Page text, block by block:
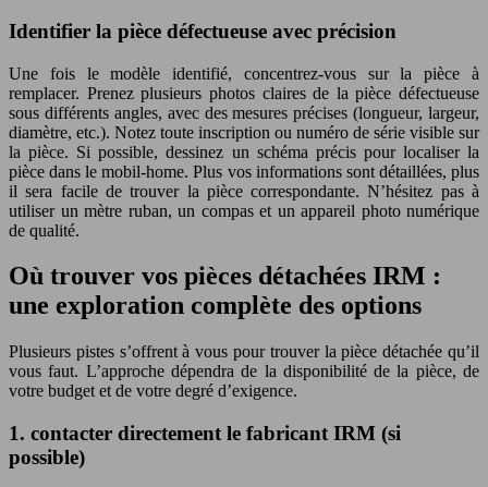
Identifier la pièce défectueuse avec précision
Une fois le modèle identifié, concentrez-vous sur la pièce à
remplacer. Prenez plusieurs photos claires de la pièce défectueuse
sous différents angles, avec des mesures précises (longueur, largeur,
diamètre, etc.). Notez toute inscription ou numéro de série visible sur
la pièce. Si possible, dessinez un schéma précis pour localiser la
pièce dans le mobil-home. Plus vos informations sont détaillées, plus
il sera facile de trouver la pièce correspondante. N’hésitez pas à
utiliser un mètre ruban, un compas et un appareil photo numérique
de qualité.
Où trouver vos pièces détachées IRM :
une exploration complète des options
Plusieurs pistes s’offrent à vous pour trouver la pièce détachée qu’il
vous faut. L’approche dépendra de la disponibilité de la pièce, de
votre budget et de votre degré d’exigence.
1. contacter directement le fabricant IRM (si
possible)